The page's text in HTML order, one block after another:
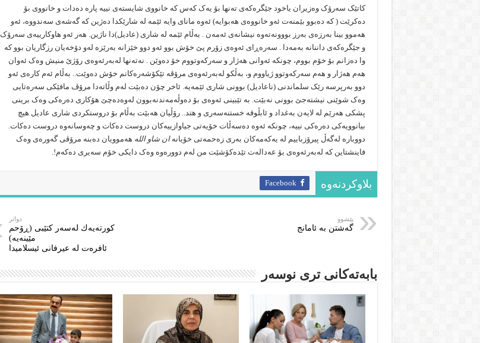
کاتێک سەرۆک وەزیران یاخود جێگرەکەی تەنها بۆ یەک کەس کە خانووی شایستەی نییە پارە دەدات و خانووی بۆ
دەکرێت ( کە دەبوو بێمنەت ئەو خانووەی هەبوایە) ئەوە مانای وایە ئێمە لە شارێکدا دەژین کە گەشەی سەندووە، ئەو
هەموو بینا بەرزەى بەرز بووونەتەوە نیشانەی ئەمەن . بەڵام ئێمە لە شاری (عادیل)دا ناژین. هەر ئەو هاوکارییەی سەرۆک
و جێگرەکەی داننانە بەمەدا . سەرەڕای ئەوەی زۆرم پێ خۆش بوو ئەو دوو خێزانە بەرێزە لەو دۆخەیان رزگاریان بوو کە
وا دەزانم بۆ خۆم بووم، چونکە ئەوانی هەژار و سەرکەوتووم خۆ دەوێن . نەتەنها لەبەرئەوەی رۆژێ منیش وەک ئەوان
هەم هەژار و هەم سەرکەوتوو ژیاووم و، بەڵکو لەبەرئەوەی مرۆڤە تێکۆشەرەکانم خۆش دەوێت.. بەڵام ئەم کارەی ئەو
دوو بەرپرسە رێک سلماندنی (ناعادیل) بوونی شاری ئێمەیە. ئاخر چۆن دەبێت لەم وڵاتەدا مرۆڤ مافێکی سەرەتایی
وەک شوێنی نیشتەجێ بوونی نەبێت. بە تێبینی ئەوەی بۆ دەوڵەمەندنەبوون لەوەدەچێ هۆکاری دەرەکی وەک برینی
پشکی هەرێم لە لایەن بەغداد و ئابڵوقە خستنەسەری و هتد.. رۆڵیان هەبێت بەڵام بۆ دروستکردی شاری عادیل هیچ
بیانوویەکی دەرەکی نییە، چونکە ئەوە دەسەڵات خۆیەتی جیاوازییەکان دروست دەکات و چەوسانەوە دروست دەکات.
دووبارە لەگەڵ پیرۆزباییم لە یەکەمەکان بەری زەحمەتی خۆیانەان شا‌و الله هەموویان دەبنە مرۆڤی گەورەی وەک
فاینشتاین کە لەبەرئەوەی بۆ عەدالەت تێدەکۆشێت من لەم دوورەوە وەک دایکی خۆم سەیری دەکەم!.
بلاوکردنەوە Facebook
پێشوو
گه‌شتن به‌ ئامانج
دواتر
كورتەیەك لەسەر كتێبی (ڕۆحم
مێینەیە)
بابەتەکانى ترى نوسەر